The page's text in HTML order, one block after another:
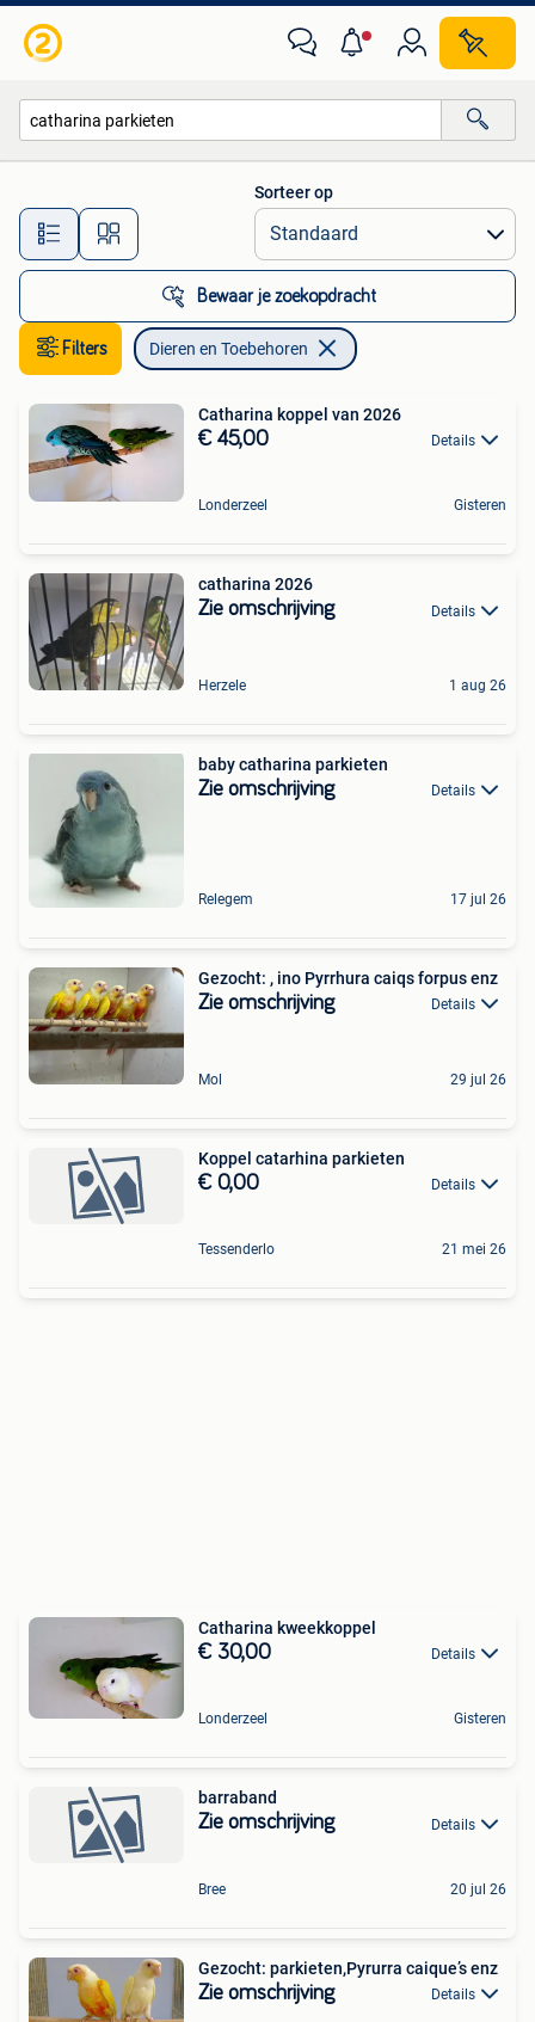
Alle afstanden…
Sorteer op
Bewaar je zoekopdracht
Filters Dieren en Toebehoren
Catharina koppel van 2026
€ 45,00 Details
Londerzeel Gisteren
catharina 2026
Zie omschrijving Details
Herzele 1 aug 26
baby catharina parkieten
Zie omschrijving Details
Relegem 17 jul 26
Gezocht: , ino Pyrrhura caiqs forpus enz
Zie omschrijving Details
Mol 29 jul 26
Koppel catarhina parkieten
€ 0,00 Details
Tessenderlo 21 mei 26
Catharina kweekkoppel
€ 30,00 Details
Londerzeel Gisteren
barraband
Zie omschrijving Details
Bree 20 jul 26
Gezocht: parkieten,Pyrurra caique’s enz
Zie omschrijving Details